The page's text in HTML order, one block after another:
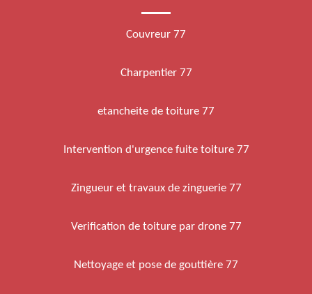
Couvreur 77
Charpentier 77
etancheite de toiture 77
Intervention d'urgence fuite toiture 77
Zingueur et travaux de zinguerie 77
Verification de toiture par drone 77
Nettoyage et pose de gouttière 77